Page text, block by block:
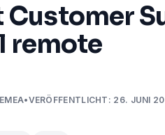
remote
•VERÖFFENTLICHT : 26. JUNI